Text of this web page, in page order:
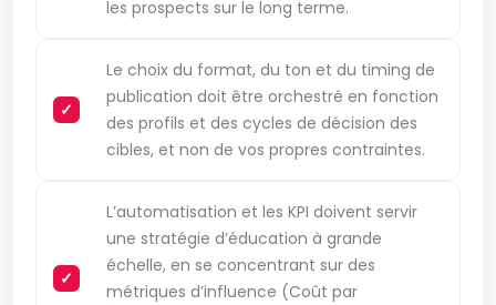
les prospects sur le long terme.
Le choix du format, du ton et du timing de
publication doit être orchestré en fonction
des profils et des cycles de décision des
cibles, et non de vos propres contraintes.
L’automatisation et les KPI doivent servir
une stratégie d’éducation à grande
échelle, en se concentrant sur des
métriques d’influence (Coût par